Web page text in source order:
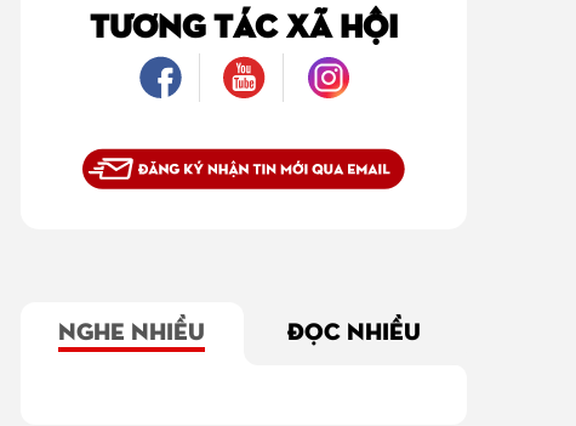
TƯƠNG TÁC XÃ HỘI
NGHE NHIỀU ĐỌC NHIỀU